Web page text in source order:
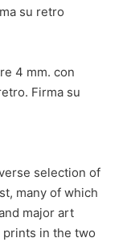
su retro
4 mm. con
Firma su
selection of
many of which
major art
prints in the two